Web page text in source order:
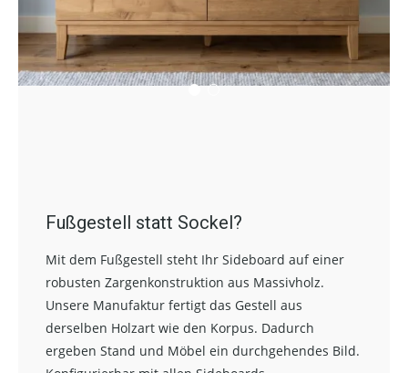
Fußgestell statt Sockel?
Mit dem Fußgestell steht Ihr Sideboard auf einer
robusten Zargenkonstruktion aus Massivholz.
Unsere Manufaktur fertigt das Gestell aus
derselben Holzart wie den Korpus. Dadurch
ergeben Stand und Möbel ein durchgehendes Bild.